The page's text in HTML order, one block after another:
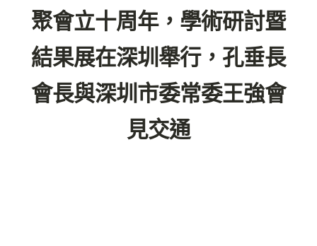
聚會立十周年，學術研討暨
結果展在深圳舉行，孔垂長
會長與深圳市委常委王強會
見交通